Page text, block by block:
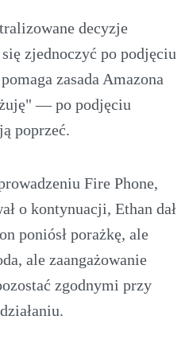
decyzje
się zjednoczyć po podjęciu
zasada Amazona
— po podjęciu
poprzeć.
Fire Phone,
o kontynuacji, Ethan dał
poniósł porażkę, ale
ale zaangażowanie
zgodnymi przy